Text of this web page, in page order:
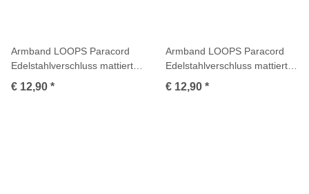
Armband LOOPS Paracord
Edelstahlverschluss mattiert
Multicolor
€ 12,90 *
Armband LOOPS Paracord
Edelstahlverschluss mattiert
Multicolor
€ 12,90 *